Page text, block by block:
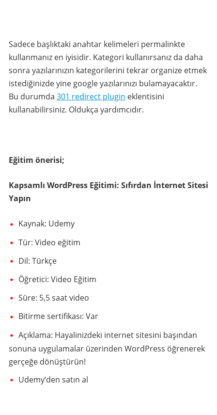
Sadece başlıktaki anahtar kelimeleri permalinkte
kullanmanız en iyisidir. Kategori kullanırsanız da daha
sonra yazılarınızın kategorilerini tekrar organize etmek
istediğinizde yine google yazılarınızı bulamayacaktır.
Bu durumda 301 redirect plugin eklentisini
kullanabilirsiniz. Oldukça yardımcıdır.
Eğitim önerisi;
Kapsamlı WordPress Eğitimi: Sıfırdan İnternet Sitesi
Yapın
Kaynak: Udemy
Tür: Video eğitim
Dil: Türkçe
Öğretici: Video Eğitim
Süre: 5,5 saat video
Bitirme sertifikası: Var
Açıklama: Hayalinizdeki internet sitesini başından
sonuna uygulamalar üzerinden WordPress öğrenerek
gerçeğe dönüştürün!
Udemy’den satın al